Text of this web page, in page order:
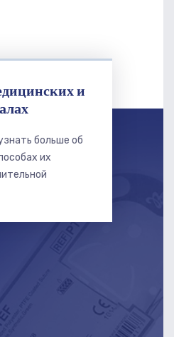
и
больше об
их